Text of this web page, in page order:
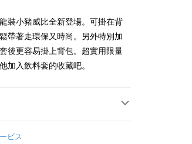
を選択すると、携帯電話認証ウィン
裝小豬威比全新登場。可掛在背
帶著走環保又時尚。另外特別加
後更容易掛上背包。超實用限量
加入飲料套的收藏吧。
ビス